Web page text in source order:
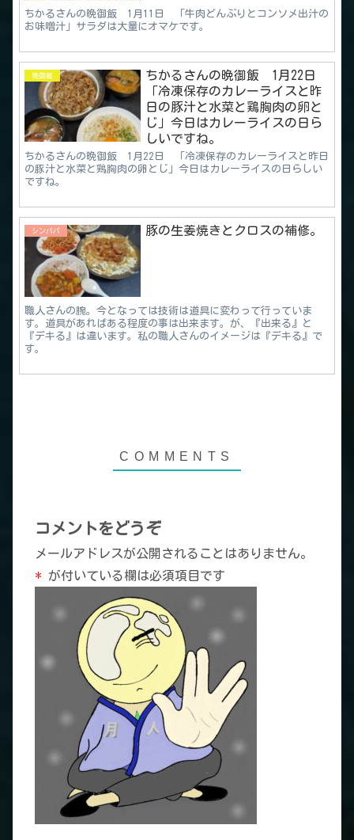
ちかるさんの晩御飯 1月11日 「牛肉どんぶりとコンソメ出汁の
お味噌汁」サラダは大量にオマケです。
晩御飯
ちかるさんの晩御飯 1月22日
「冷凍保存のカレーライスと昨
日の豚汁と水菜と鶏胸肉の卵と
じ」今日はカレーライスの日ら
しいですね。
ちかるさんの晩御飯 1月22日 「冷凍保存のカレーライスと昨日
の豚汁と水菜と鶏胸肉の卵とじ」今日はカレーライスの日らしい
ですね。
シンパパ 豚の生姜焼きとクロスの補修。
職人さんの腕。今となっては技術は道具に変わって行っていま
す。道具があればある程度の事は出来ます。が、『出来る』と
『デキる』は違います。私の職人さんのイメージは『デキる』で
す。
コメントをどうぞ
メールアドレスが公開されることはありません。
* が付いている欄は必須項目です